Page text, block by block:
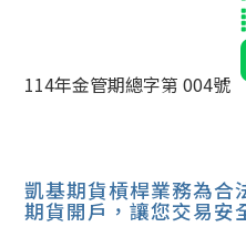
114年金管期總字第 004號
凱基期貨槓桿業務為合
期貨開戶，讓您交易安